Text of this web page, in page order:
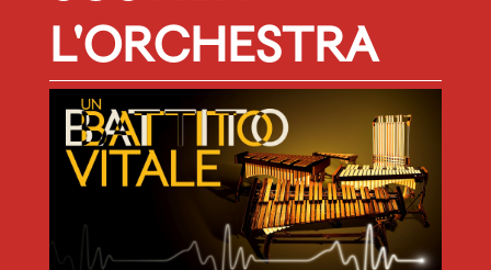
L'ORCHESTRA